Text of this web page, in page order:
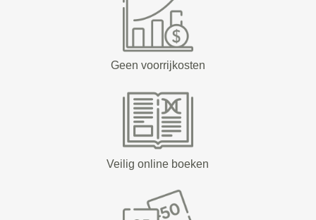
Geen voorrijkosten
Veilig online boeken